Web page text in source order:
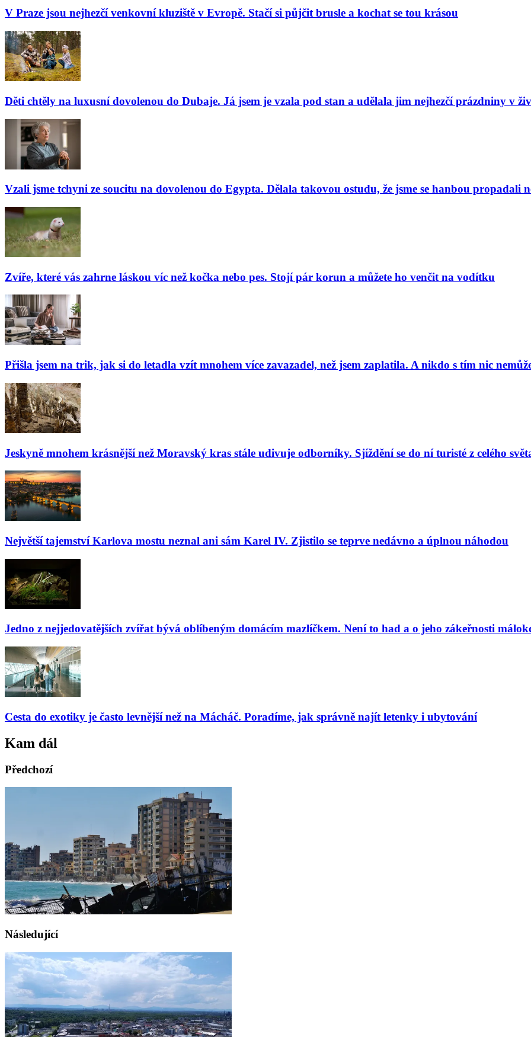
V Praze jsou nejhezčí venkovní kluziště v Evropě. Stačí si půjčit brusle a kochat se tou krásou
Děti chtěly na luxusní dovolenou do Dubaje. Já jsem je vzala pod stan a udělala jim nejhezčí prázdniny v
Vzali jsme tchyni ze soucitu na dovolenou do Egypta. Dělala takovou ostudu, že jsme se hanbou propadali
Zvíře, které vás zahrne láskou víc než kočka nebo pes. Stojí pár korun a můžete ho venčit na vodítku
Přišla jsem na trik, jak si do letadla vzít mnohem více zavazadel, než jsem zaplatila. A nikdo s tím nic
Jeskyně mnohem krásnější než Moravský kras stále udivuje odborníky. Sjíždění se do ní turisté z celého
Největší tajemství Karlova mostu neznal ani sám Karel IV. Zjistilo se teprve nedávno a úplnou náhodou
Jedno z nejjedovatějších zvířat bývá oblíbeným domácím mazlíčkem. Není to had a o jeho zákeřnosti
Cesta do exotiky je často levnější než na Mácháč. Poradíme, jak správně najít letenky i ubytování
Kam dál
Předchozí
Následující